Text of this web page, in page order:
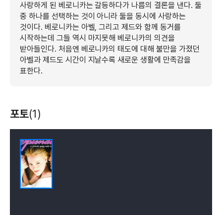
사랑하게 된 베로니카는 갈등하다가 나름의 결론을 낸다. 둘
중 하나를 선택하는 것이 아니라 둘을 동시에 사랑하는
것이다. 베로니카는 아벨, 그리고 제드와 함께 동거를
시작하는데 그들 역시 마지못해 베로니카의 의견을
받아들인다. 처음엔 베로니카의 태도에 대해 불만을 가졌던
아벨과 제드도 시간이 지날수록 새로운 생활에 만족감을
표한다.
포토(1)